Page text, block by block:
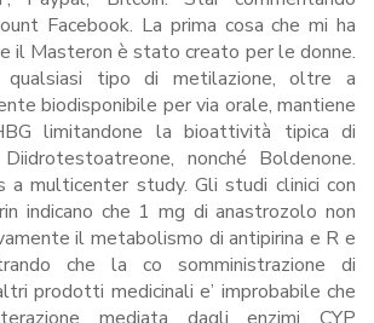
Facebook. La prima cosa che mi ha
il Masteron è stato creato per le donne.
qualsiasi tipo di metilazione, oltre a
biodisponibile per via orale, mantiene
limitandone la bioattività tipica di
nonché Boldenone.
a multicenter study. Gli studi clinici con
indicano che 1 mg di anastrozolo non
il metabolismo di antipirina e R e
che la co somministrazione di
prodotti medicinali e’ improbabile che